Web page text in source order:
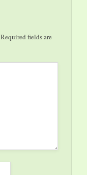
Required fields are